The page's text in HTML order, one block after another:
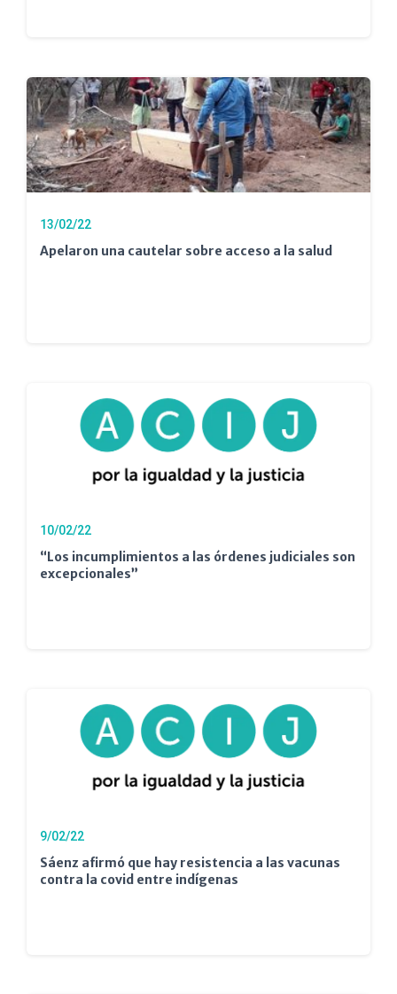
13/02/22
Apelaron una cautelar sobre acceso a la salud
10/02/22
“Los incumplimientos a las órdenes judiciales son
excepcionales”
9/02/22
Sáenz afirmó que hay resistencia a las vacunas
contra la covid entre indígenas